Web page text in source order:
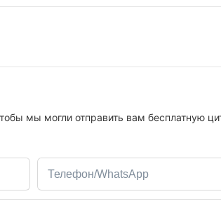
мы могли отправить вам бесплатную
Телефон/WhatsApp